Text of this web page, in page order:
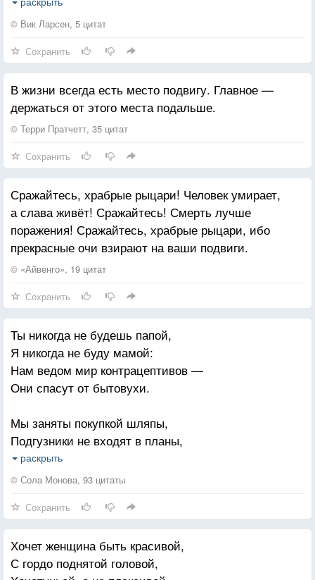
Замёрзших и голодных животных;
Мы чувствуем, что люди — хорошие всё же,
И оставляем на чай, и немного боимся,
Что бог существует и видит нас.
И бог тоже хороший.
А строить, и мир посмотреть хочется,
И улыбаться, и любовь дарить
Просто так хочется.
Нам не жалко лишних копеек для нищих,
И кто-то спонсирует приюты,
И выставки делает,
Работа такая, и звоним успокоить близких,
И шутки пересказываем,
И делимся впечатлениями,
И всякие подвиги совершаем —
Мы учим другие языки —
Для общения, мы устраиваем олимпиады,
Где неважно, кто победил,
Участвуем в парадах,
Неловко обнимаем любимых
Полузабытых бабушек и дедушек.
© Вик Ларсен, 5 цитат
Сохранить
В жизни всегда есть место подвигу. Главное —
держаться от этого места подальше.
© Терри Пратчетт, 35 цитат
Сохранить
Сражайтесь, храбрые рыцари! Человек умирает,
а слава живёт! Сражайтесь! Смерть лучше
поражения! Сражайтесь, храбрые рыцари, ибо
прекрасные очи взирают на ваши подвиги.
© «Айвенго», 19 цитат
Сохранить
Ты никогда не будешь папой,
Я никогда не буду мамой:
Нам ведом мир контрацептивов —
Они спасут от бытовухи.
Мы заняты покупкой шляпы,
Подгузники не входят в планы,
Мы лучше купим много пива
В ближайшей вытертой пивнухе.
Привычные аксессуары —
Зубные щетки в косметичке,
Баланс для разговора с мамой,
Для разговора по шаблону:
раскрыть
© Сола Монова, 93 цитаты
Сохранить
Хочет женщина быть красивой,
С гордо поднятой головой,